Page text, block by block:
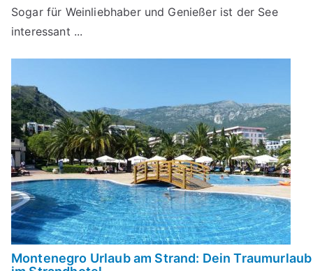
Sogar für Weinliebhaber und Genießer ist der See
interessant ...
Montenegro Urlaub am Strand: Dein Traumurlaub